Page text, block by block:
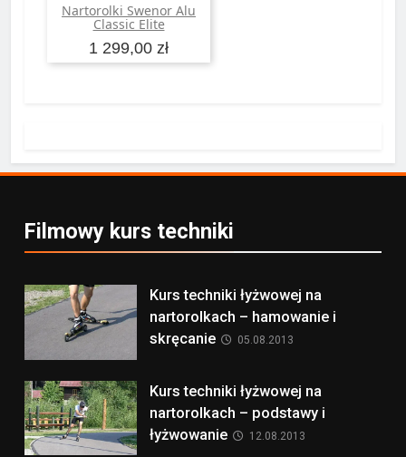
Nartorolki Swenor Alu
Classic Elite
1 299,00 zł
Dodaj do koszyka
Filmowy kurs techniki
Kurs techniki łyżwowej na
nartorolkach – hamowanie i
skręcanie
05.08.2013
Kurs techniki łyżwowej na
nartorolkach – podstawy i
łyżwowanie
12.08.2013